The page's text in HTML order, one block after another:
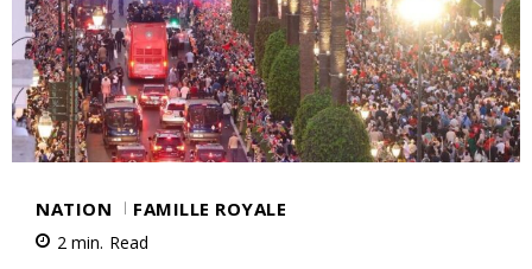
NATION FAMILLE ROYALE
2 min. Read